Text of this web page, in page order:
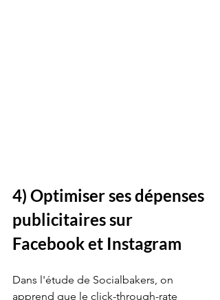
4) Optimiser ses dépenses
publicitaires sur
Facebook et Instagram
Dans l'étude de Socialbakers, on
apprend que le click-through-rate